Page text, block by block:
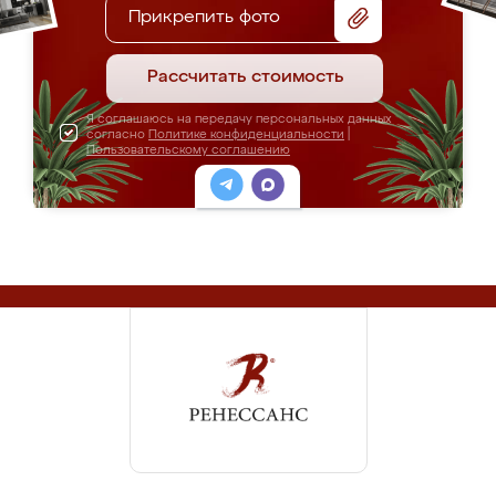
Прикрепить фото
Рассчитать стоимость
Я соглашаюсь на передачу персональных данных
согласно Политике конфиденциальности
Пользовательскому соглашению